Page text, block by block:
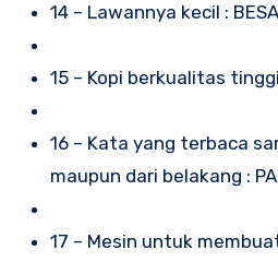
14 – Lawannya kecil :
15 – Kopi berkualitas
16 – Kata yang terbaca
maupun dari belakang :
17 – Mesin untuk